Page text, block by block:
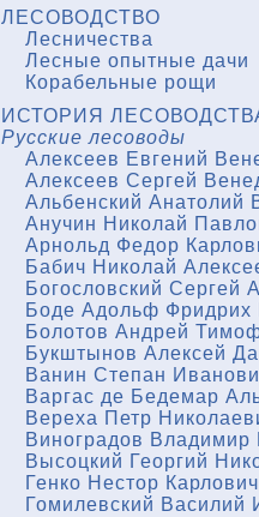
ЛЕСОВОДСТВО
Лесничества
Лесные опытные дачи
Корабельные рощи
ИСТОРИЯ
Русские лесоводы
Алексеев Евгений
Алексеев Сергей
Альбенский Анатолий
Анучин Николай
Арнольд Федор
Бабич Николай
Богословский Сергей
Боде Адольф Фридрих
Болотов Андрей
Букштынов Алексей
Ванин Степан
Варгас де Бедемар
Вереха Петр
Виноградов Владимир
Высоцкий Георгий
Генко Нестор
Гомилевский Василий